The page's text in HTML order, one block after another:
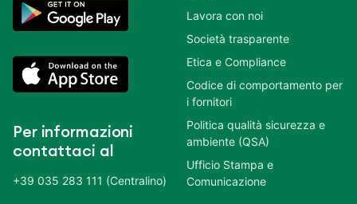
Per informazioni
contattaci al
+39 035 283 111 (Centralino)
Lavora con noi
Società trasparente
Etica e Compliance
Codice di comportamento per
i fornitori
Politica qualità sicurezza e
ambiente (QSA)
Ufficio Stampa e
Comunicazione